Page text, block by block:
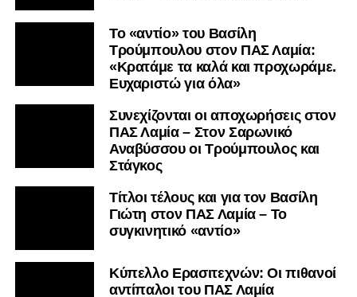
Το «αντίο» του Βασίλη
Τρούμπουλου στον ΠΑΣ Λαμία:
«Κρατάμε τα καλά και προχωράμε.
Ευχαριστώ για όλα»
Συνεχίζονται οι αποχωρήσεις στον
ΠΑΣ Λαμία – Στον Σαρωνικό
Αναβύσσου οι Τρούμπουλος και
Στάγκος
Τίτλοι τέλους και για τον Βασίλη
Γιώτη στον ΠΑΣ Λαμία – Το
συγκινητικό «αντίο»
Κύπελλο Ερασιτεχνών: Οι πιθανοί
αντίπαλοι του ΠΑΣ Λαμία